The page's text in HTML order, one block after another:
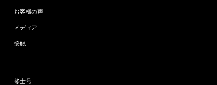
お客様の声
メディア
接触
修士号